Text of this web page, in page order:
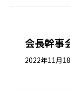
会長幹
2022年11月